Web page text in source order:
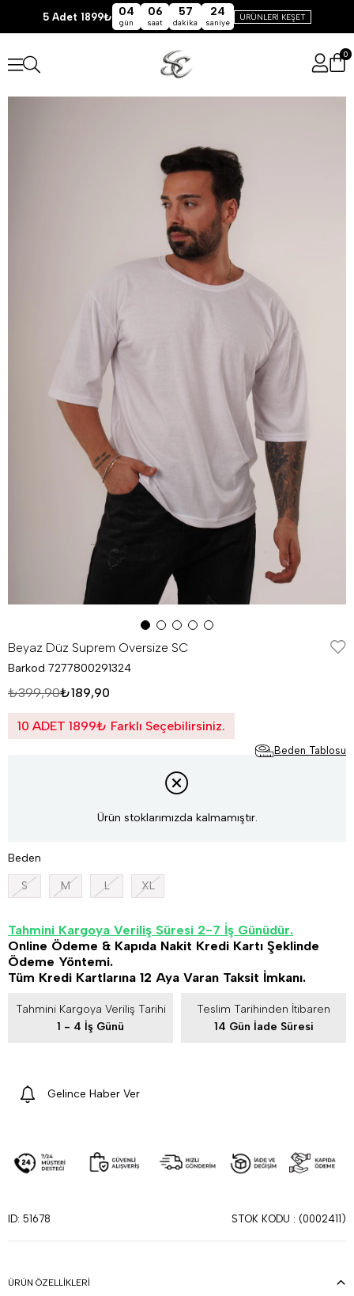
5 Adet 1899₺ 04
gün
06
saat
57
dakika
24
saniye
ÜRÜNLERİ KEŞET
0
Beyaz Düz Suprem Oversize SC
Barkod 7277800291324
₺399,90₺189,90
10 ADET 1899₺ Farklı Seçebilirsiniz.
Beden Tablosu
Ürün stoklarımızda kalmamıştır.
Beden
S M L XL
Tahmini Kargoya Veriliş Süresi 2-7 İş Günüdür.
Online Ödeme & Kapıda Nakit Kredi Kartı Şeklinde
Ödeme Yöntemi.
Tüm Kredi Kartlarına 12 Aya Varan Taksit İmkanı.
Tahmini Kargoya Veriliş Tarihi
1 - 4 İş Günü
Teslim Tarihinden İtibaren
14 Gün İade Süresi
Gelince Haber Ver
ID: 51678 STOK KODU (0002411)
ÜRÜN ÖZELLIKLERI